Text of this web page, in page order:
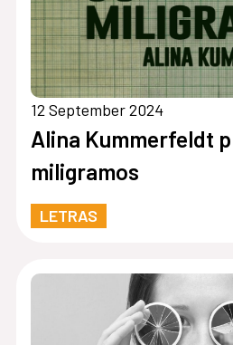
12 September 2024
Alina Kummerfeldt presenta 50
miligramos
LETRAS